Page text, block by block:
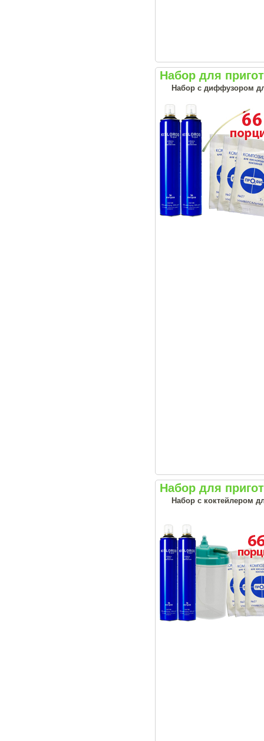
Набор для
Набор с диффузором
Набор для
Набор с коктейлером